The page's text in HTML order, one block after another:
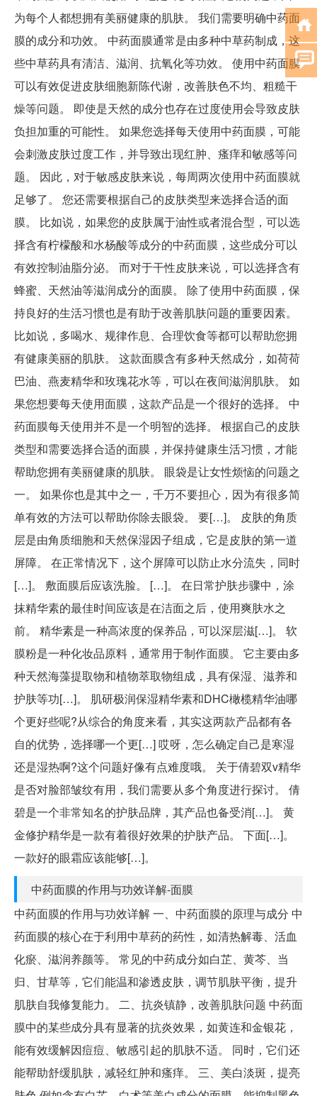
为每个人都想拥有美丽健康的肌肤。 我们需要明确中药面
膜的成分和功效。 中药面膜通常是由多种中草药制成，这
些中草药具有清洁、滋润、抗氧化等功效。 使用中药面膜
可以有效促进皮肤细胞新陈代谢，改善肤色不均、粗糙干
燥等问题。 即使是天然的成分也存在过度使用会导致皮肤
负担加重的可能性。 如果您选择每天使用中药面膜，可能
会刺激皮肤过度工作，并导致出现红肿、瘙痒和敏感等问
题。 因此，对于敏感皮肤来说，每周两次使用中药面膜就
足够了。 您还需要根据自己的皮肤类型来选择合适的面
膜。 比如说，如果您的皮肤属于油性或者混合型，可以选
择含有柠檬酸和水杨酸等成分的中药面膜，这些成分可以
有效控制油脂分泌。 而对于干性皮肤来说，可以选择含有
蜂蜜、天然油等滋润成分的面膜。 除了使用中药面膜，保
持良好的生活习惯也是有助于改善肌肤问题的重要因素。
比如说，多喝水、规律作息、合理饮食等都可以帮助您拥
有健康美丽的肌肤。 这款面膜含有多种天然成分，如荷荷
巴油、燕麦精华和玫瑰花水等，可以在夜间滋润肌肤。 如
果您想要每天使用面膜，这款产品是一个很好的选择。 中
药面膜每天使用并不是一个明智的选择。 根据自己的皮肤
类型和需要选择合适的面膜，并保持健康生活习惯，才能
帮助您拥有美丽健康的肌肤。 眼袋是让女性烦恼的问题之
一。 如果你也是其中之一，千万不要担心，因为有很多简
单有效的方法可以帮助你除去眼袋。 要[…]。 皮肤的角质
层是由角质细胞和天然保湿因子组成，它是皮肤的第一道
屏障。 在正常情况下，这个屏障可以防止水分流失，同时
[…]。 敷面膜后应该洗脸。 […]。 在日常护肤步骤中，涂
抹精华素的最佳时间应该是在洁面之后，使用爽肤水之
前。 精华素是一种高浓度的保养品，可以深层滋[…]。 软
膜粉是一种化妆品原料，通常用于制作面膜。 它主要由多
种天然海藻提取物和植物萃取物组成，具有保湿、滋养和
护肤等功[…]。 肌研极润保湿精华素和DHC橄榄精华油哪
个更好些呢?从综合的角度来看，其实这两款产品都有各
自的优势，选择哪一个更[…] 哎呀，怎么确定自己是寒湿
还是湿热啊?这个问题好像有点难度哦。 关于倩碧双v精华
是否对脸部皱纹有用，我们需要从多个角度进行探讨。 倩
碧是一个非常知名的护肤品牌，其产品也备受消[…]。 黄
金修护精华是一款有着很好效果的护肤产品。 下面[…]。
一款好的眼霜应该能够[…]。
中药面膜的作用与功效详解-面膜
中药面膜的作用与功效详解 一、中药面膜的原理与成分 中
药面膜的核心在于利用中草药的药性，如清热解毒、活血
化瘀、滋润养颜等。 常见的中药成分如白芷、黄芩、当
归、甘草等，它们能温和渗透皮肤，调节肌肤平衡，提升
肌肤自我修复能力。 二、抗炎镇静，改善肌肤问题 中药面
膜中的某些成分具有显著的抗炎效果，如黄连和金银花，
能有效缓解因痘痘、敏感引起的肌肤不适。 同时，它们还
能帮助舒缓肌肤，减轻红肿和瘙痒。 三、美白淡斑，提亮